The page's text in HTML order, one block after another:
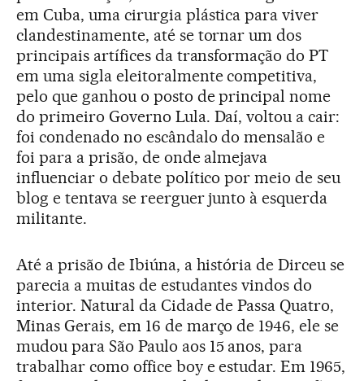
em Cuba, uma cirurgia plástica para viver
clandestinamente, até se tornar um dos
principais artífices da transformação do PT
em uma sigla eleitoralmente competitiva,
pelo que ganhou o posto de principal nome
do primeiro Governo Lula. Daí, voltou a cair:
foi condenado no escândalo do mensalão e
foi para a prisão, de onde almejava
influenciar o debate político por meio de seu
blog e tentava se reerguer junto à esquerda
militante.
Até a prisão de Ibiúna, a história de Dirceu se
parecia a muitas de estudantes vindos do
interior. Natural da Cidade de Passa Quatro,
Minas Gerais, em 16 de março de 1946, ele se
mudou para São Paulo aos 15 anos, para
trabalhar como office boy e estudar. Em 1965,